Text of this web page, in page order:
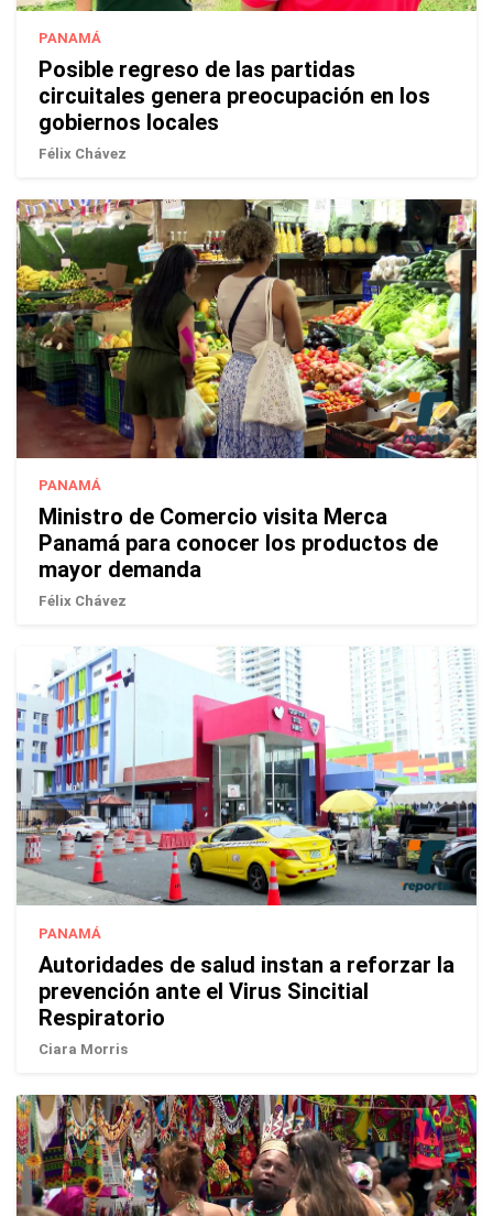
PANAMÁ
Posible regreso de las partidas
circuitales genera preocupación en los
gobiernos locales
Félix Chávez
PANAMÁ
Ministro de Comercio visita Merca
Panamá para conocer los productos de
mayor demanda
Félix Chávez
PANAMÁ
Autoridades de salud instan a reforzar la
prevención ante el Virus Sincitial
Respiratorio
Ciara Morris